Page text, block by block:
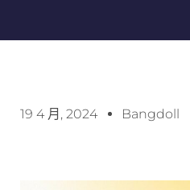
19 4 月, 2024 Bangdoll